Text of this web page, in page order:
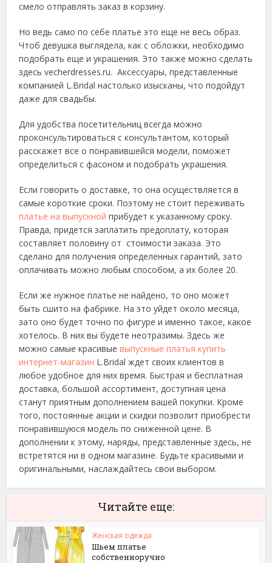
смело отправлять заказ в корзину.
Но ведь само по себе платье это еще не весь образ.
Чтоб девушка выглядела, как с обложки, необходимо
подобрать еще и украшения. Это также можно сделать
здесь vecherdresses.ru. Аксессуары, представленные
компанией L.Bridal настолько изысканы, что подойдут
даже для свадьбы.
Для удобства посетительниц всегда можно
проконсультироваться с консультантом, который
расскажет все о понравившейся модели, поможет
определиться с фасоном и подобрать украшения.
Если говорить о доставке, то она осуществляется в
самые короткие сроки. Поэтому не стоит переживать
платье на выпускной прибудет к указанному сроку.
Правда, придется заплатить предоплату, которая
составляет половину от стоимости заказа. Это
сделано для получения определенных гарантий, зато
оплачивать можно любым способом, а их более 20.
Если же нужное платье не найдено, то оно может
быть сшито на фабрике. На это уйдет около месяца,
зато оно будет точно по фигуре и именно такое, какое
хотелось. В них вы будете неотразимы. Здесь же
можно самые красивыевыпускные платья купить
интернет-магазин L.Bridal ждет своих клиентов в
любое удобное для них время. Быстрая и бесплатная
доставка, большой ассортимент, доступная цена
станут приятным дополнением вашей покупки. Кроме
того, постоянные акции и скидки позволит приобрести
понравившуюся модель по сниженной цене. В
дополнении к этому, наряды, представленные здесь, не
встретятся ни в одном магазине. Будьте красивыми и
оригинальными, наслаждайтесь свои выбором.
Читайте еще:
Женская одежда
Шьем платье
собственноручно